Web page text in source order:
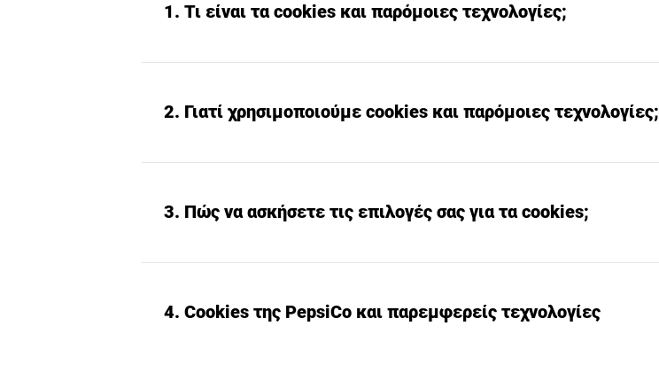
1. Τι είναι τα cookies και παρόμοιες τεχνολογίες;
2. Γιατί χρησιμοποιούμε cookies και παρόμοιες τεχνολογίες;
3. Πώς να ασκήσετε τις επιλογές σας για τα cookies;
4. Cookies της PepsiCo και παρεμφερείς τεχνολογίες